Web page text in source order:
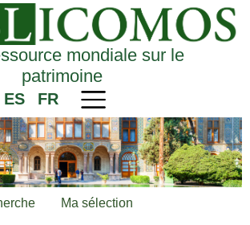
mondiale sur le
patrimoine
ES FR
Ma sélection